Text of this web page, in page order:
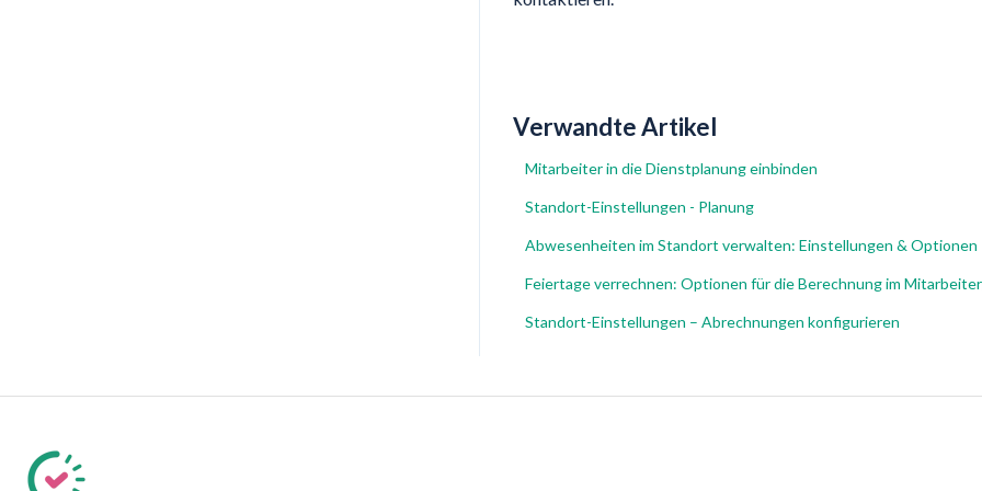
Verwandte Artikel
Mitarbeiter in die Dienstplanung einbinden
Standort-Einstellungen - Planung
Abwesenheiten im Standort verwalten: Einstellungen & Optionen
Feiertage verrechnen: Optionen für die Berechnung im
Standort-Einstellungen – Abrechnungen konfigurieren